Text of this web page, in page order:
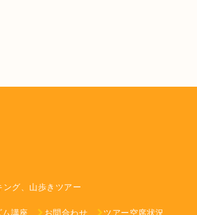
ング、山歩きツアー
ム講座 お問合わせ ツアー空席状況